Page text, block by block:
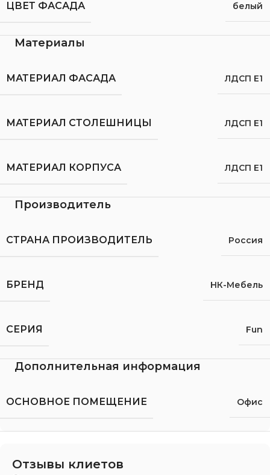
ЦВЕТ ФАСАДА белый
Материалы
МАТЕРИАЛ ФАСАДА ЛДСП Е1
МАТЕРИАЛ СТОЛЕШНИЦЫ ЛДСП Е1
МАТЕРИАЛ КОРПУСА ЛДСП Е1
Производитель
СТРАНА ПРОИЗВОДИТЕЛЬ Россия
БРЕНД НК-Мебель
СЕРИЯ Fun
Дополнительная информация
ОСНОВНОЕ ПОМЕЩЕНИЕ Офис
Отзывы клиетов